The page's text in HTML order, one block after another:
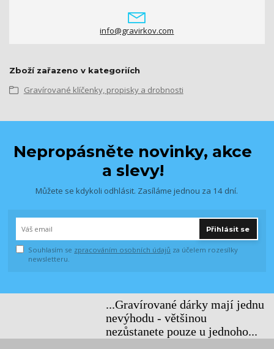
info@gravirkov.com
Zboží zařazeno v kategoriích
Gravírované klíčenky, propisky a drobnosti
Nepropásněte novinky, akce
a slevy!
Můžete se kdykoli odhlásit. Zasíláme jednou za 14 dní.
Přihlásit se
Souhlasím se zpracováním osobních údajů za účelem rozesílky
newsletteru.
...Gravírované dárky mají jednu
nevýhodu - většinou
nezůstanete pouze u jednoho...